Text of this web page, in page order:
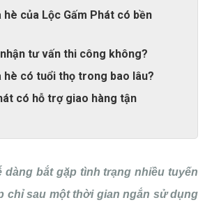
hè của Lộc Gấm Phát có bền
tư vấn thi công không?
hè có tuổi thọ trong bao lâu?
có hỗ trợ giao hàng tận
dàng bắt gặp tình trạng nhiều tuyến
chỉ sau một thời gian ngắn sử dụng